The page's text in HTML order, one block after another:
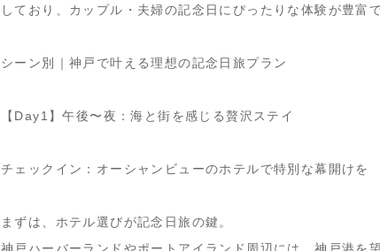
しており、カップル・夫婦の記念日にぴったりな体験が豊富で
シーン別｜神戸で叶える理想の記念日旅プラン
【Day1】午後〜夜：海と街を感じる贅沢ステイ
チェックイン：オーシャンビューのホテルで特別な幕開けを
まずは、ホテル選びが記念日旅の鍵。